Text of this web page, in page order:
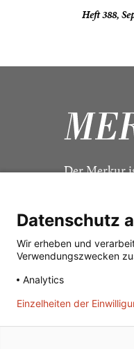
Heft 388,
Der Merkur
Datenschutz
Wir erheben und
Verwendungszwecken
Analytics
Einzelheiten der